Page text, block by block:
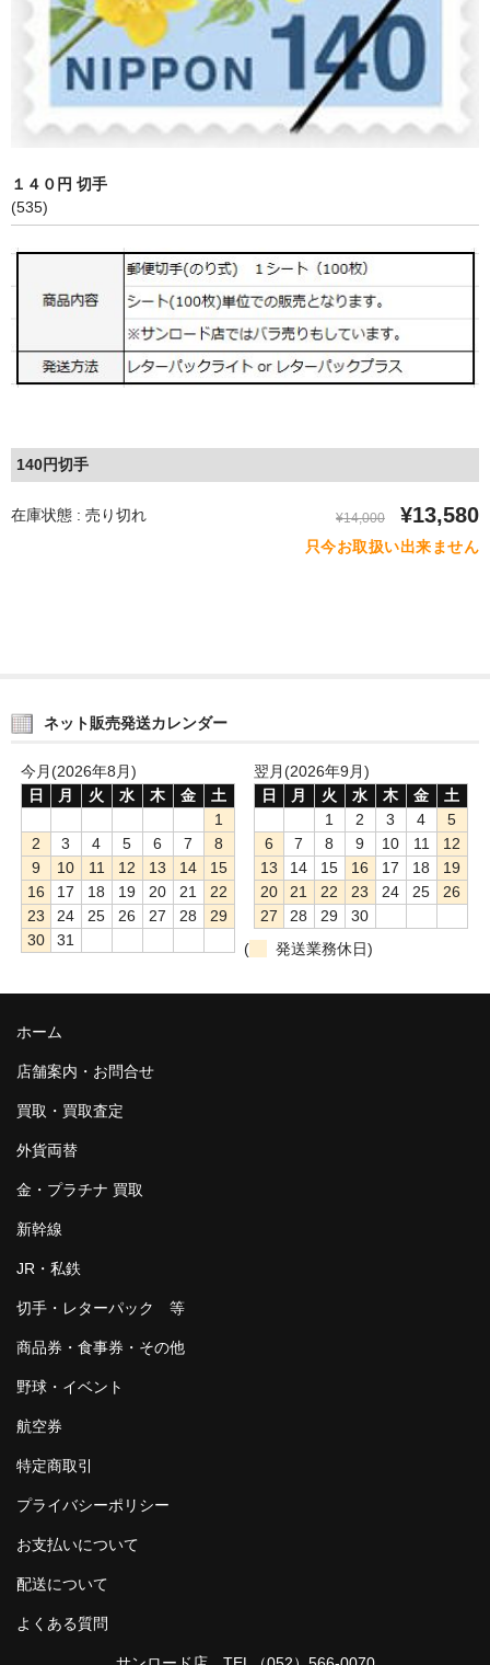
【販売】テーマパーク・野球・映画・お風呂
【販売】JAL・ANA株主優待券
☆よくある質問
１４０円 切手
(535)
140円切手
在庫状態 : 売り切れ ¥14,000 ¥13,580
只今お取扱い出来ません
ネット販売発送カレンダー
今月(2026年8月)
日
月 火 水 木 金
土
1
2
3 4 5 6 7
8
9
10 11 12 13 14
15
16
17 18 19 20 21
22
23
24 25 26 27 28
29
30
31
翌月(2026年9月)
日
月 火 水 木 金
土
1
2 3 4
5
6
7 8 9 10 11
12
13
14 15 16 17 18
19
20
21 22 23 24 25
26
27
28 29
30
(
発送業務休日)
ホーム
店舗案内・お問合せ
買取・買取査定
外貨両替
金・プラチナ 買取
新幹線
JR・私鉄
切手・レターパック 等
商品券・食事券・その他
野球・イベント
航空券
特定商取引
プライバシーポリシー
お支払いについて
配送について
よくある質問